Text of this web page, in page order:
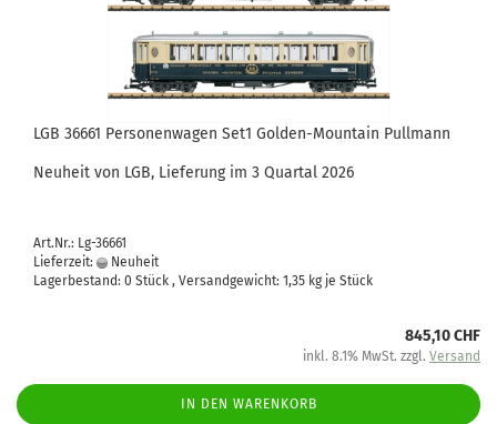
LGB 36661 Personenwagen Set1 Golden-Mountain Pullmann
Neuheit von LGB, Lieferung im 3 Quartal 2026
Art.Nr.: Lg-36661
Lieferzeit:
Neuheit
Lagerbestand: 0 Stück , Versandgewicht: 1,35 kg je Stück
845,10 CHF
inkl. 8.1% MwSt. zzgl. Versand
IN DEN WARENKORB